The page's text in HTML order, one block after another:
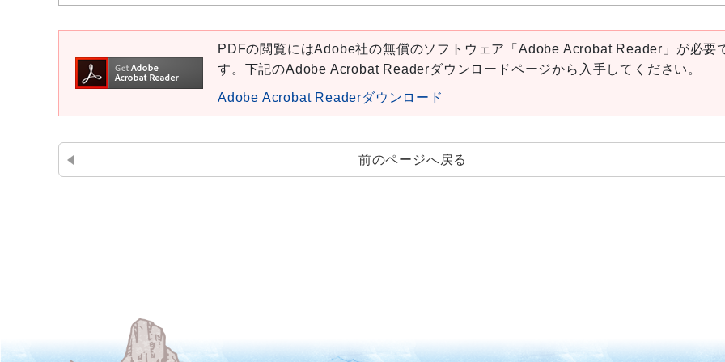
PDFの閲覧にはAdobe社の無償のソフトウェア「Adobe Acrobat Reader」が必要
す。下記のAdobe Acrobat Readerダウンロードページから入手してください。
Adobe Acrobat Readerダウンロード
前のページへ戻る